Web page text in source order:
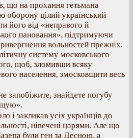
що на прохання гетьмана
оборону цілий український
його від «неправого й
пановання», підтримуючи
вольностей прежніх.
систему московського
щоб, зломивши всяку
населення, змосковщити весь
запобіжите, знайдете погубу
і закликав усіх українців до
нівечені царями. Але що
були ген за Десною, а